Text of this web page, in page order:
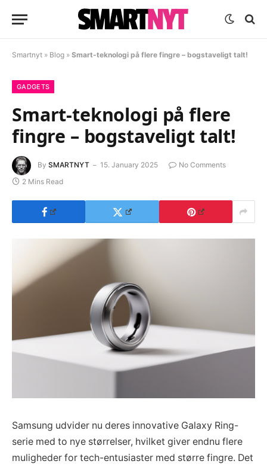
Smartnyt » Blog » Smart-teknologi på flere fingre – bogstaveligt talt!
GADGETS
Smart-teknologi på flere
fingre – bogstaveligt talt!
By SMARTNYT 15. January 2025
No Comments
2 Mins Read
Samsung udvider nu deres innovative Galaxy Ring-
serie med to nye størrelser, hvilket giver endnu flere
muligheder for tech-entusiaster med større fingre. Det